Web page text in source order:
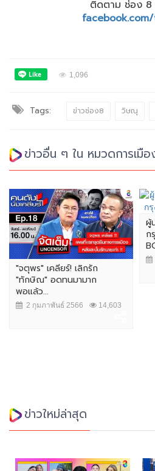
ติดตาม ช่อง 8
1,096
Tags: ข่าวช่อง8 วิษณุ
ข่าวอื่น ๆ ใน หมวดการเมือ
"จตุพร" เคลียร์! เลิกรัก
"ทักษิณ" อดทนมามาก
พอแล้ว...
2 กุมภาพันธ์ 2566 14,603
ผู้
ก
ข่าวใหม่ล่าสุด